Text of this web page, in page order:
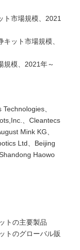
市場規模、2021
ット市場規模、
模、2021年～
、
、Cleantecs
Mink KG、
Ltd、Beijing
Haowo
トの主要製品
のグローバル販